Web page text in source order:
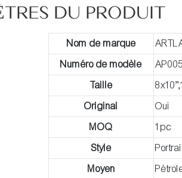
DU PRODUIT
Nom de marque
Numéro de modèle
AP005
Taille
Original
Oui
MOQ
1pc
Style
Moyen